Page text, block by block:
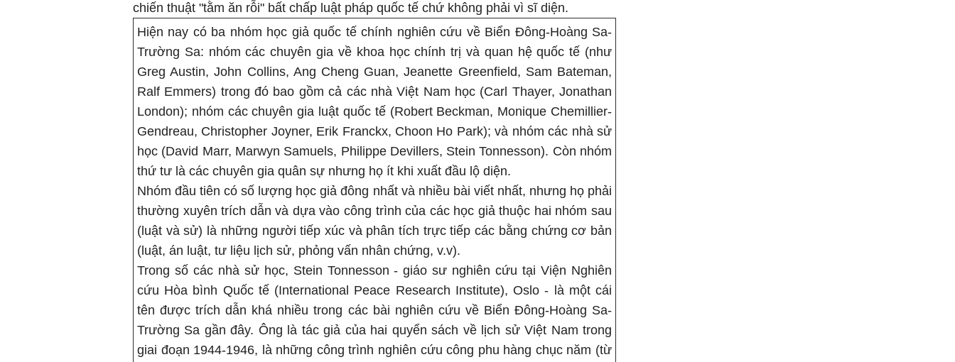
chiến thuật "tằm ăn rỗi" bất chấp luật pháp quốc tế chứ không phải vì sĩ diện.
Hiện nay có ba nhóm học giả quốc tế chính nghiên cứu về Biển Đông-Hoàng Sa-
Trường Sa: nhóm các chuyên gia về khoa học chính trị và quan hệ quốc tế (như
Greg Austin, John Collins, Ang Cheng Guan, Jeanette Greenfield, Sam Bateman,
Ralf Emmers) trong đó bao gồm cả các nhà Việt Nam học (Carl Thayer, Jonathan
London); nhóm các chuyên gia luật quốc tế (Robert Beckman, Monique Chemillier-
Gendreau, Christopher Joyner, Erik Franckx, Choon Ho Park); và nhóm các nhà sử
học (David Marr, Marwyn Samuels, Philippe Devillers, Stein Tonnesson). Còn nhóm
thứ tư là các chuyên gia quân sự nhưng họ ít khi xuất đầu lộ diện.
Nhóm đầu tiên có số lượng học giả đông nhất và nhiều bài viết nhất, nhưng họ phải
thường xuyên trích dẫn và dựa vào công trình của các học giả thuộc hai nhóm sau
(luật và sử) là những người tiếp xúc và phân tích trực tiếp các bằng chứng cơ bản
(luật, án luật, tư liệu lịch sử, phỏng vấn nhân chứng, v.v).
Trong số các nhà sử học, Stein Tonnesson - giáo sư nghiên cứu tại Viện Nghiên
cứu Hòa bình Quốc tế (International Peace Research Institute), Oslo - là một cái
tên được trích dẫn khá nhiều trong các bài nghiên cứu về Biển Đông-Hoàng Sa-
Trường Sa gần đây. Ông là tác giả của hai quyển sách về lịch sử Việt Nam trong
giai đoạn 1944-1946, là những công trình nghiên cứu công phu hàng chục năm (từ